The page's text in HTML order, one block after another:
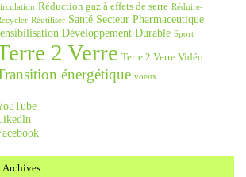
Réduction gaz à effets de serre Réduire-
Réutiliser Santé Secteur Pharmaceutique
Développement Durable Sport
2 Verre Terre 2 Verre Vidéo
énergétique voeux
Archives